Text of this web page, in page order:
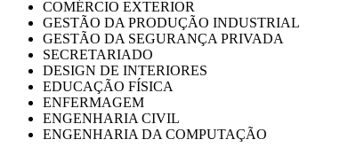
COMÉRCIO EXTERIOR
GESTÃO DA PRODUÇÃO INDUSTRIAL
GESTÃO DA SEGURANÇA PRIVADA
SECRETARIADO
DESIGN DE INTERIORES
EDUCAÇÃO FÍSICA
ENFERMAGEM
ENGENHARIA CIVIL
ENGENHARIA DA COMPUTAÇÃO